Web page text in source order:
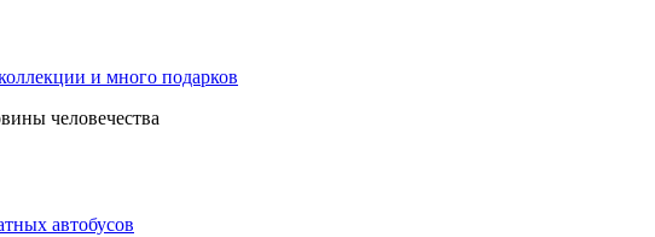
и много подарков
человечества
автобусов